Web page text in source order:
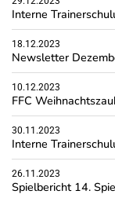
Interne
18.12.2023
Newsletter
10.12.2023
FFC
30.11.2023
Interne
26.11.2023
Spielbericht 14.